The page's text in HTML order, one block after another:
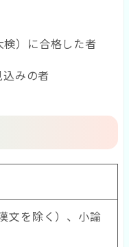
）に合格した者
みの者
文を除く）、小論